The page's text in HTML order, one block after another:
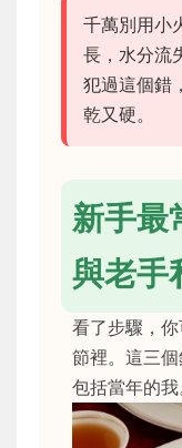
千萬別用小
長，水分流
犯過這個錯
乾又硬。
新手最
與老手
看了步驟，
節裡。這三
包括當年的我